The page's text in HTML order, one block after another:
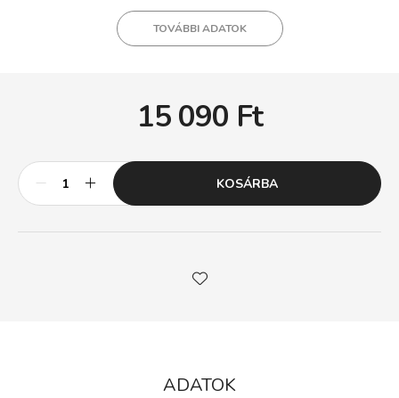
TOVÁBBI ADATOK
15 090 Ft
KOSÁRBA
ADATOK